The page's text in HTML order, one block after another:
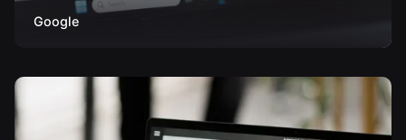
Google
Çiğdem Y.